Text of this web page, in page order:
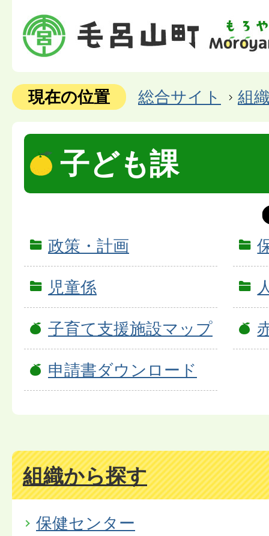
現在の位置 総合サイト 組
子ども課
政策・計画
児童係
子育て支援施設マップ
申請書ダウンロード
組織から探す
保健センター